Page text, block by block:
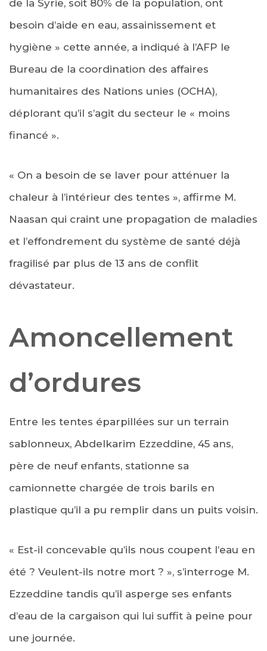
de la Syrie, soit 80% de la population, ont
besoin d’aide en eau, assainissement et
hygiène » cette année, a indiqué à l’AFP le
Bureau de la coordination des affaires
humanitaires des Nations unies (OCHA),
déplorant qu’il s’agit du secteur le « moins
financé ».
« On a besoin de se laver pour atténuer la
chaleur à l’intérieur des tentes », affirme M.
Naasan qui craint une propagation de maladies
et l’effondrement du système de santé déjà
fragilisé par plus de 13 ans de conflit
dévastateur.
Amoncellement
d’ordures
Entre les tentes éparpillées sur un terrain
sablonneux, Abdelkarim Ezzeddine, 45 ans,
père de neuf enfants, stationne sa
camionnette chargée de trois barils en
plastique qu’il a pu remplir dans un puits voisin.
« Est-il concevable qu’ils nous coupent l’eau en
été ? Veulent-ils notre mort ? », s’interroge M.
Ezzeddine tandis qu’il asperge ses enfants
d’eau de la cargaison qui lui suffit à peine pour
une journée.